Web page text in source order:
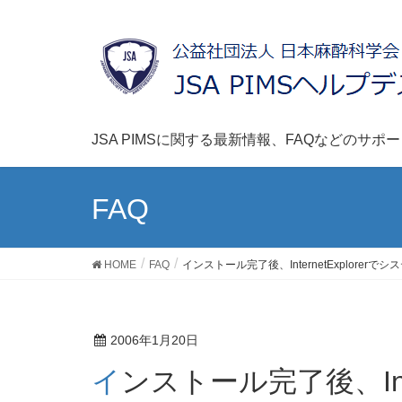
JSA PIMSに関する最新情報、FAQなどのサポ
FAQ
HOME FAQ インストール完了後、InternetExplorerでシ
2006年1月20日
インストール完了後、InternetExplorerでシステム